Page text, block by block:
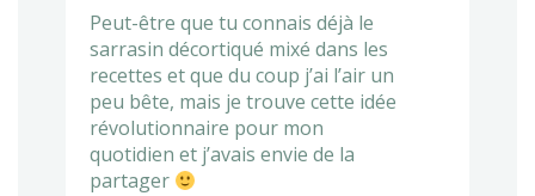
Peut-être que tu connais déjà le
sarrasin décortiqué mixé dans les
recettes et que du coup j’ai l’air un
peu bête, mais je trouve cette idée
révolutionnaire pour mon
quotidien et j’avais envie de la
partager